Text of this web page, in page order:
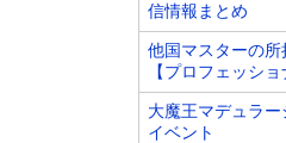
信情報まとめ
他国マスターの
【プロフェッショ
大魔王マデュラ
イベント